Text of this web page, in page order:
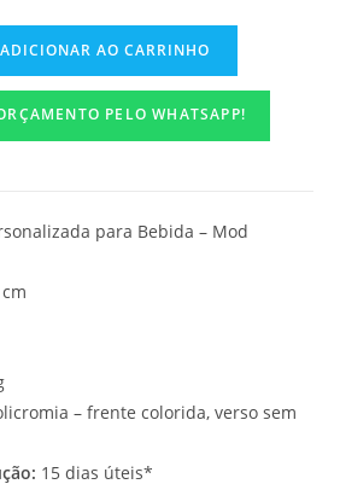
ADICIONAR AO CARRINHO
PELO WHATSAPP!
para Bebida – Mod
– frente colorida, verso sem
15 dias úteis*